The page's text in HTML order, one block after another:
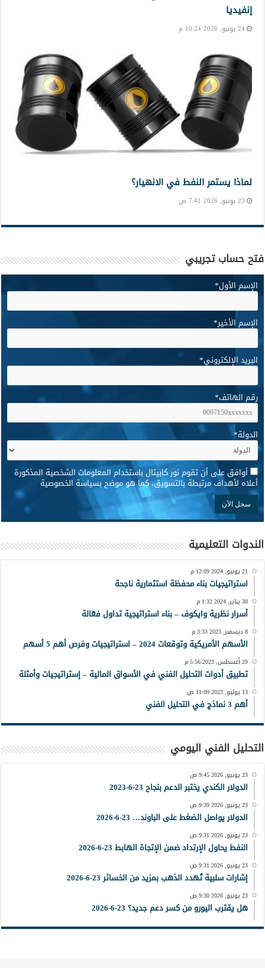
إنفيديا
24 يونيو, 2026 10:24 م
لماذا يستمر النفط في الانهيار؟
23 يونيو, 2026 7:41 ص
فتح حساب تجريبي
الإسم الأول*
الإسم الأخير*
البريد الإلكتروني*
رقم الهاتف*
الدولة*
* أوافق على أن تقوم نور كابيتال باستخدام المعلومات الشخصية المذكورة
أعلاه لأهداف مرتبطة بالتسويق، كما هو موضح بسياسة الخصوصية
الندوات التعليمية
21 يونيو, 2024 12:09 م
استراتيجيات بناء محفظة استثمارية ناجحة
30 يناير, 2024 1:32 م
أسرار نظرية وايكوف – بناء استراتيجية تداول فعّالة
8 ديسمبر, 2023 3:33 م
الأسهم الأمريكية وتوقعات 2024 – استراتيجيات وفرص أهم 5 أسهم
29 أغسطس, 2023 5:56 م
تطبيق أدوات التحليل الفني في الأسواق المالية – إستراتيجيات وأمثلة
13 يوليو, 2023 11:09 ص
أهم 3 نماذج في التحليل الفني
التحليل الفني اليومي
23 يونيو, 2026 9:45 ص
الدولار الكندي يختبر الدعم بنجاح 23-6-2023
23 يونيو, 2026 9:39 ص
الدولار يواصل الضغط على الباوند… 23-6-2026
23 يونيو, 2026 9:31 ص
النفط يحاول الإرتداد ضمن الإتجاة الهابط 23-6-2026
23 يونيو, 2026 9:31 ص
إشارات سلبية تُهدد الذهب بمزيد من الخسائر 23-6-2026
23 يونيو, 2026 9:30 ص
هل يقترب اليورو من كسر دعم جديد؟ 23-6-2026